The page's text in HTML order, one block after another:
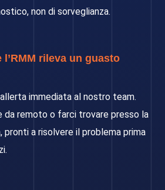
non di sorveglianza.
rileva un guasto
immediata al nostro team.
da remoto o farci trovare presso la
pronti a risolvere il problema prima